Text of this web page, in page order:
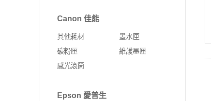
印表機
多功能事務機
Leadtek 麗臺
Supermicro 美超微
MSI 微星
DELL 戴爾
MSI 微星
外接式SSD固態硬碟
SSD固態硬碟
PCI-E 無線網卡
10G PCIe有線網路卡
Canon 佳能
其他耗材
墨水匣
碳粉匣
維護墨匣
感光滾筒
Epson 愛普生